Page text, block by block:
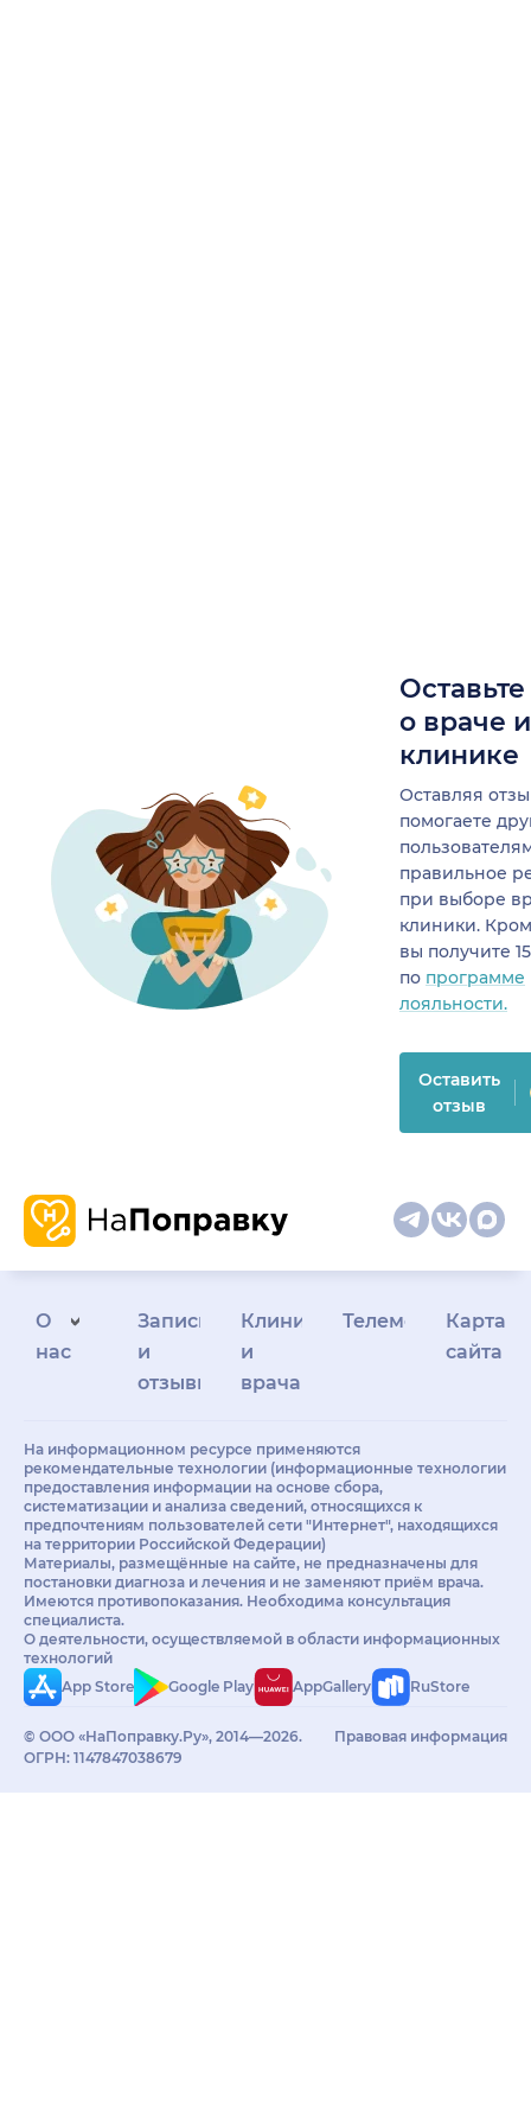
о враче
клинике
Оставляя
помогаете
правильное
при выборе
клиники.
вы получите
по программе
лояльности.
Оставить
отзыв
О
нас
Запись
и
отзывы
Клиникам
и
врачам
Телемедицина
Карта
сайта
На информационном ресурсе применяются
рекомендательные технологии (информационные технологии
предоставления информации на основе сбора,
систематизации и анализа сведений, относящихся к
предпочтениям пользователей сети "Интернет", находящихся
на территории Российской Федерации)
Материалы, размещённые на сайте, не предназначены для
постановки диагноза и лечения и не заменяют приём врача.
Имеются противопоказания. Необходима консультация
специалиста.
О деятельности, осуществляемой в области информационных
технологий
App Store
Google Play AppGallery RuStore
© ООО «НаПоправку.Ру», 2014—2026.
ОГРН: 1147847038679
Правовая информация